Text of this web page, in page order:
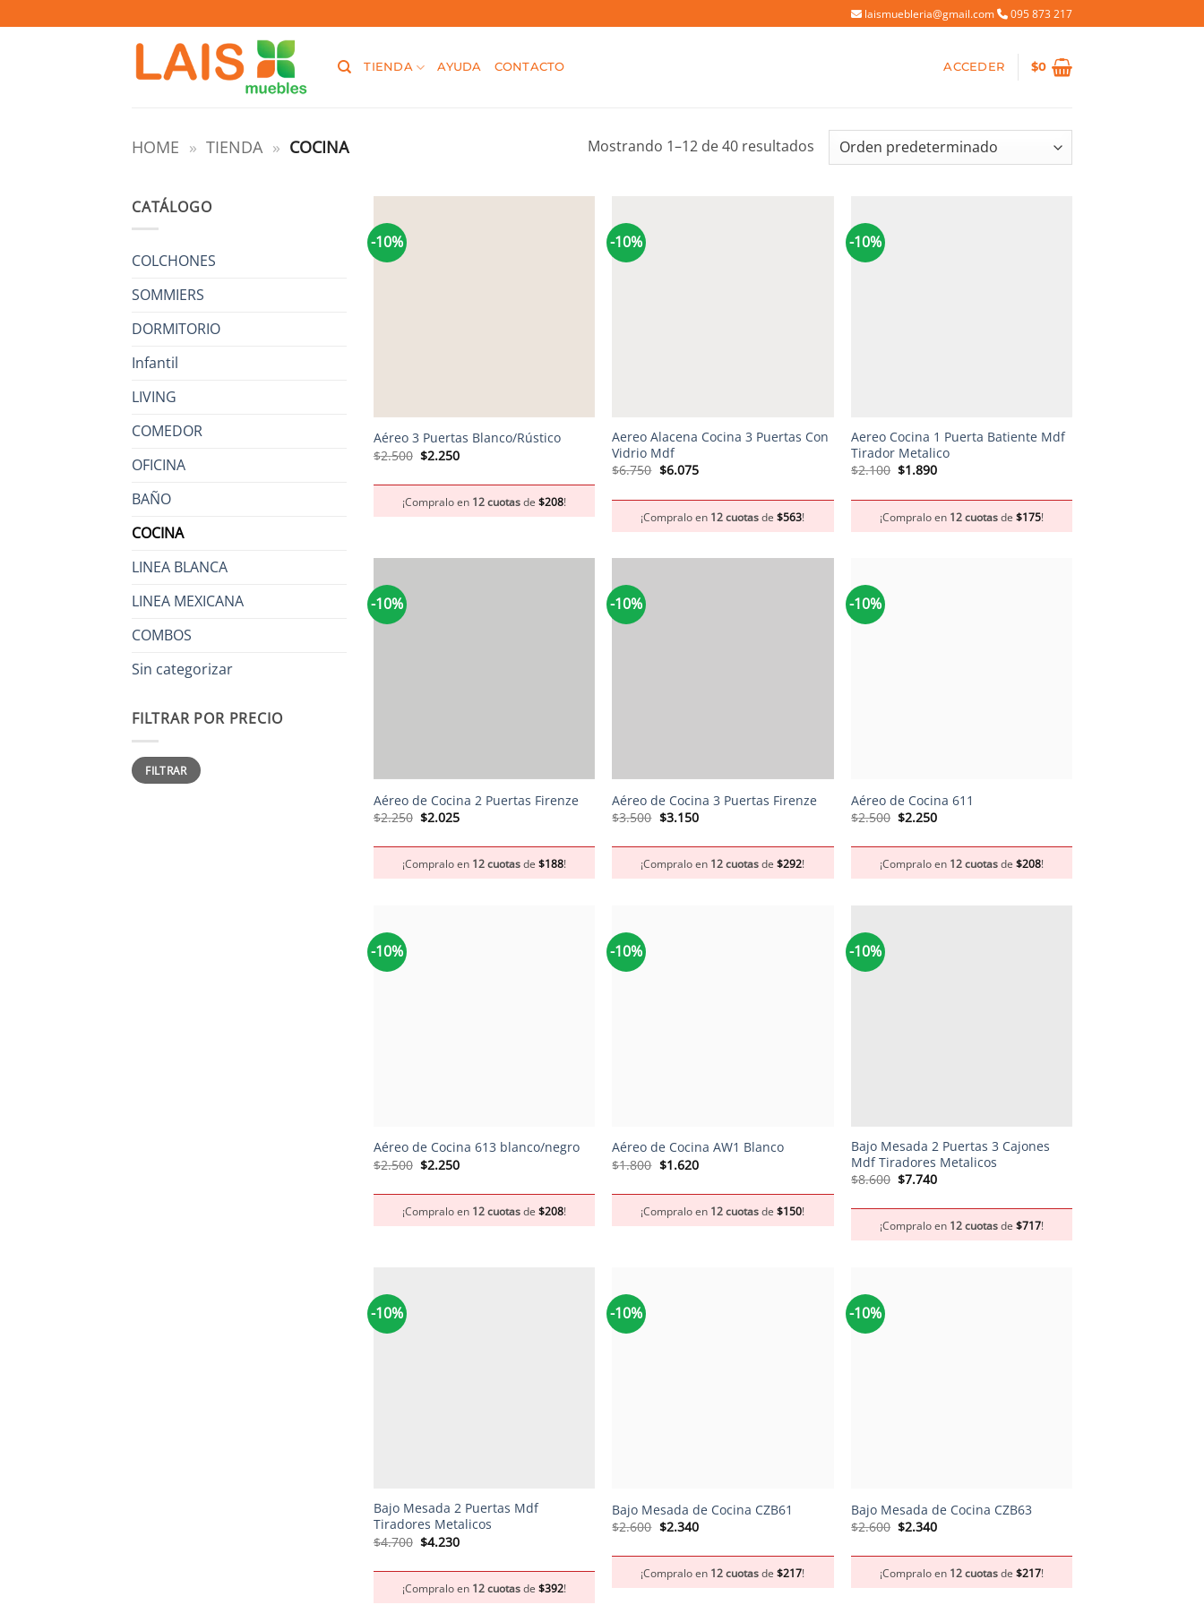
al
laismuebleria@gmail.com 095 873 217
TIENDA AYUDA CONTACTO ACCEDER $0
HOME » TIENDA » COCINA Mostrando 1–12 de 40 resultados
CATÁLOGO
COLCHONES
SOMMIERS
DORMITORIO
Infantil
LIVING
COMEDOR
OFICINA
BAÑO
COCINA
LINEA BLANCA
LINEA MEXICANA
COMBOS
Sin categorizar
FILTRAR POR PRECIO
Precio
mínimo
Precio
máximo
FILTRAR
-10%
Aéreo 3 Puertas Blanco/Rústico
$2.500 El
$2.500.
$2.250El
$2.250.
¡Compralo en 12 cuotasde $208!
-10%
Aereo Alacena Cocina 3 Puertas Con
Vidrio Mdf
$6.750 El
$6.750.
$6.075El
$6.075.
¡Compralo en 12 cuotasde$563!
-10%
Aereo Cocina 1 Puerta Batiente Mdf
Tirador Metalico
$2.100 El
$2.100.
$1.890El
$1.890.
¡Compralo en 12 cuotasde$175!
-10%
Aéreo de Cocina 2 Puertas Firenze
$2.250 El
$2.250.
$2.025El
$2.025.
¡Compralo en 12 cuotasde $188!
-10%
Aéreo de Cocina 3 Puertas Firenze
$3.500 El
$3.500.
$3.150El
$3.150.
¡Compralo en 12 cuotasde$292!
-10%
Aéreo de Cocina 611
$2.500 El
$2.500.
$2.250El
$2.250.
¡Compralo en 12 cuotasde$208!
-10%
Aéreo de Cocina 613 blanco/negro
$2.500 El
$2.500.
$2.250El
$2.250.
¡Compralo en 12 cuotasde $208!
-10%
Aéreo de Cocina AW1 Blanco
$1.800 El
$1.800.
$1.620El
$1.620.
¡Compralo en 12 cuotasde$150!
-10%
Bajo Mesada 2 Puertas 3 Cajones
Mdf Tiradores Metalicos
$8.600 El
$8.600.
$7.740El
$7.740.
¡Compralo en 12 cuotasde$717!
-10%
Bajo Mesada 2 Puertas Mdf
Tiradores Metalicos
$4.700 El
$4.700.
$4.230El
$4.230.
¡Compralo en 12 cuotasde $392!
-10%
Bajo Mesada de Cocina CZB61
$2.600 El
$2.600.
$2.340El
$2.340.
¡Compralo en 12 cuotasde$217!
-10%
Bajo Mesada de Cocina CZB63
$2.600 El
$2.600.
$2.340El
$2.340.
¡Compralo en 12 cuotasde$217!